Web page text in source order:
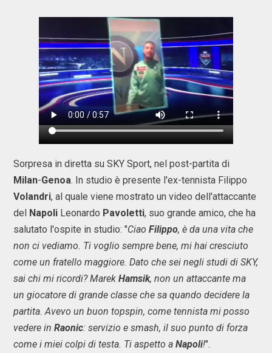
Sorpresa in diretta su SKY Sport, nel post-partita di
Milan-Genoa. In studio è presente l'ex-tennista Filippo
Volandri, al quale viene mostrato un video dell'attaccante
del Napoli Leonardo Pavoletti, suo grande amico, che ha
salutato l'ospite in studio: "Ciao Filippo, è da una vita che
non ci vediamo. Ti voglio sempre bene, mi hai cresciuto
come un fratello maggiore. Dato che sei negli studi di SKY,
sai chi mi ricordi? Marek Hamsik, non un attaccante ma
un giocatore di grande classe che sa quando decidere la
partita. Avevo un buon topspin, come tennista mi posso
vedere in Raonic: servizio e smash, il suo punto di forza
come i miei colpi di testa. Ti aspetto a Napoli!".